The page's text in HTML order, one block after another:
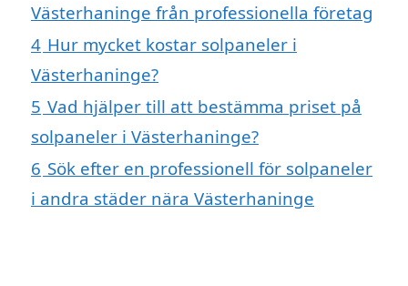
Västerhaninge från professionella företag
4 Hur mycket kostar solpaneler i
Västerhaninge?
5 Vad hjälper till att bestämma priset på
solpaneler i Västerhaninge?
6 Sök efter en professionell för solpaneler
i andra städer nära Västerhaninge